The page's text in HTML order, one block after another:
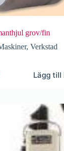
grov/fin
, Verkstad
Lägg till